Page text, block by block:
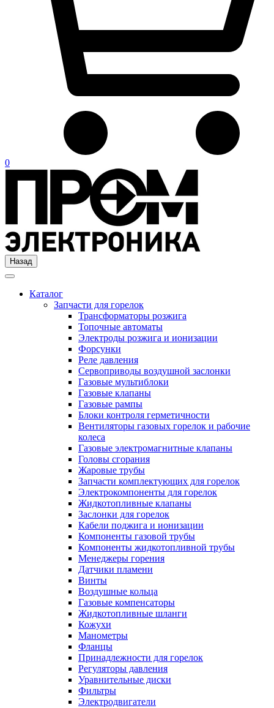
0
Назад
Каталог
Запчасти для горелок
Трансформаторы розжига
Топочные автоматы
Электроды розжига и ионизации
Форсунки
Реле давления
Сервоприводы воздушной заслонки
Газовые мультиблоки
Газовые клапаны
Газовые рампы
Блоки контроля герметичности
Вентиляторы газовых горелок и рабочие
колеса
Газовые электромагнитные клапаны
Головы сгорания
Жаровые трубы
Запчасти комплектующих для горелок
Электрокомпоненты для горелок
Жидкотопливные клапаны
Заслонки для горелок
Кабели поджига и ионизации
Компоненты газовой трубы
Компоненты жидкотопливной трубы
Менеджеры горения
Датчики пламени
Винты
Воздушные кольца
Газовые компенсаторы
Жидкотопливные шланги
Кожухи
Манометры
Фланцы
Принадлежности для горелок
Регуляторы давления
Уравнительные диски
Фильтры
Электродвигатели